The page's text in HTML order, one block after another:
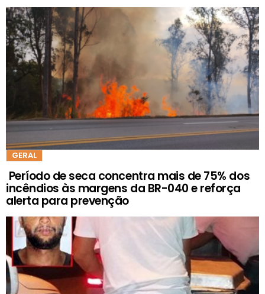
GERAL
Período de seca concentra mais de 75% dos
incêndios às margens da BR-040 e reforça
alerta para prevenção